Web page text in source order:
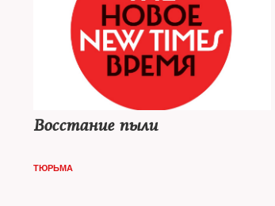
Восстание пыли
ТЮРЬМА